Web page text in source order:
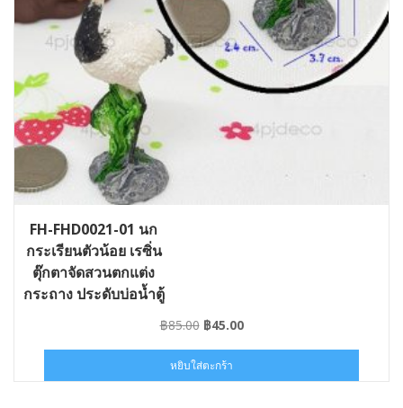
FH-FHD0021-01 นก
กระเรียนตัวน้อย เรซิ่น
ตุ๊กตาจัดสวนตกแต่ง
กระถาง ประดับบ่อน้ำตู้
฿85.00 Original
was:
฿85.00.
฿45.00Current
฿45.00.
หยิบใส่ตะกร้า